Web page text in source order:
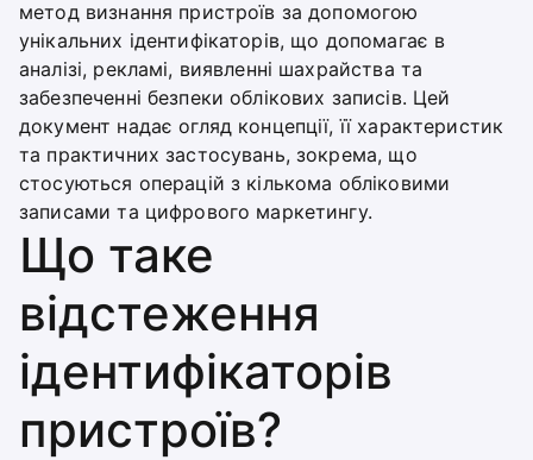
метод визнання пристроїв за допомогою
унікальних ідентифікаторів, що допомагає в
аналізі, рекламі, виявленні шахрайства та
забезпеченні безпеки облікових записів. Цей
документ надає огляд концепції, її характеристик
та практичних застосувань, зокрема, що
стосуються операцій з кількома обліковими
записами та цифрового маркетингу.
Що таке
відстеження
ідентифікаторів
пристроїв?